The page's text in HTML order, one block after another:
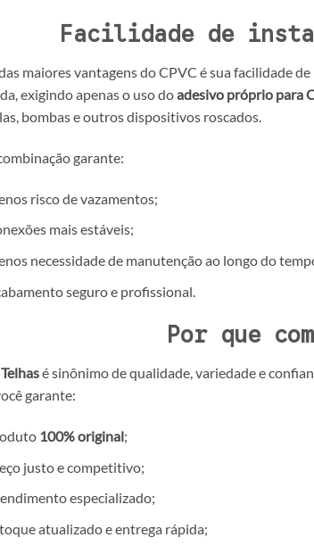
Facilidade de
maiores vantagens do CPVC é sua facilidade
exigindo apenas o uso doadesivo próprio para
bombas e outros dispositivos roscados.
garante:
risco de vazamentos;
mais estáveis;
necessidade de manutenção ao longo do
seguro e profissional.
Por que
é sinônimo de qualidade, variedade e
garante:
100% original;
justo e competitivo;
especializado;
atualizado e entrega rápida;